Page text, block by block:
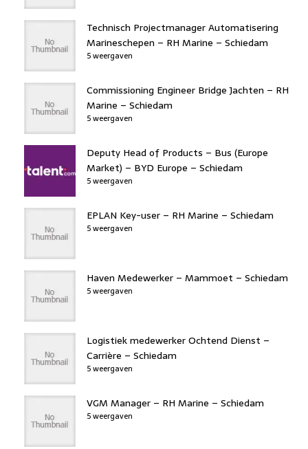
Technisch Projectmanager Automatisering
Marineschepen – RH Marine – Schiedam
5 weergaven
Commissioning Engineer Bridge Jachten – RH
Marine – Schiedam
5 weergaven
Deputy Head of Products – Bus (Europe
Market) – BYD Europe – Schiedam
5 weergaven
EPLAN Key-user – RH Marine – Schiedam
5 weergaven
Haven Medewerker – Mammoet – Schiedam
5 weergaven
Logistiek medewerker Ochtend Dienst –
Carrière – Schiedam
5 weergaven
VGM Manager – RH Marine – Schiedam
5 weergaven